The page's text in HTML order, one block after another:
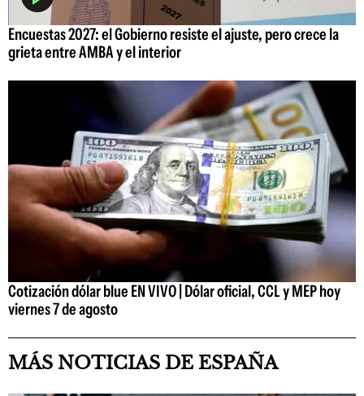
Encuestas 2027: el Gobierno resiste el ajuste, pero crece la
grieta entre AMBA y el interior
Cotización dólar blue EN VIVO | Dólar oficial, CCL y MEP hoy
viernes 7 de agosto
MÁS NOTICIAS DE ESPAÑA